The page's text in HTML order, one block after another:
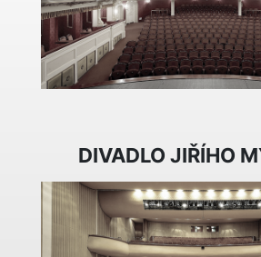
DIVADLO JIŘÍHO